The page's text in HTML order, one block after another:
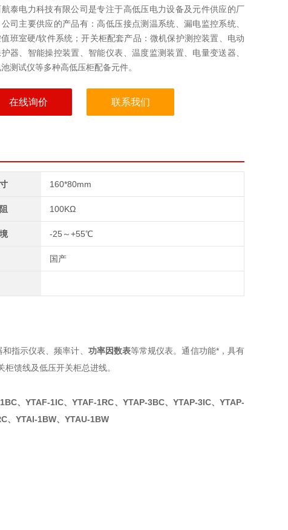
航泰电力科技有限公司是专注于高低压电力设备及元件供应的厂
司主要供应的产品有：高低压接点测温系统、漏电监控系统、
值班室硬/软件系统；开关柜配套产品：微机保护测控装置、电动
器、智能操控装置、智能仪表、温度监测装置、电量变送器、
测试仪等多种高低压柜配备元件。
在线询价 联系我们
160*80mm
100KΩ
-25～+55℃
国产
指示仪表、频率计、 功率因数表等常规仪表。通信功能*，具有
馈线及低压开关柜总进线。
、YTAF-1IC、YTAF-1RC、YTAP-3BC、YTAP-3IC、YTAP-
、YTAI-1BW、YTAU-1BW